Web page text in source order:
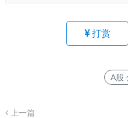
打赏
A股
上一篇